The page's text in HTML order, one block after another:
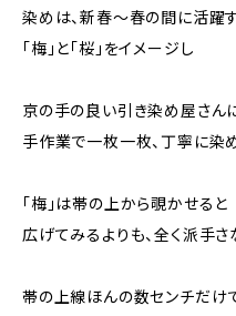
染めは、新春～春の間に活躍
「梅」と「桜」をイメージし
京の手の良い引き染め屋さん
手作業で一枚一枚、丁寧に染
「梅」は帯の上から覗かせると
広げてみるよりも、全く派手さ
帯の上線ほんの数センチだけ